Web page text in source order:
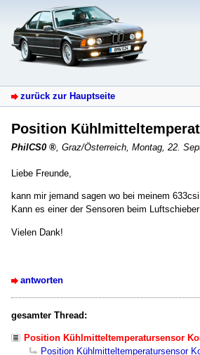
zurück zur Hauptseite
Position
PhilCS0 , Graz/Österreich, Montag, 22.
Liebe Freunde,
kann mir jemand sagen wo bei meinem
Kann es einer der Sensoren beim
Vielen Dank!
antworten
gesamter Thread:
Position Kühlmitteltemperatursensor
Position Kühlmitteltemperatursensor